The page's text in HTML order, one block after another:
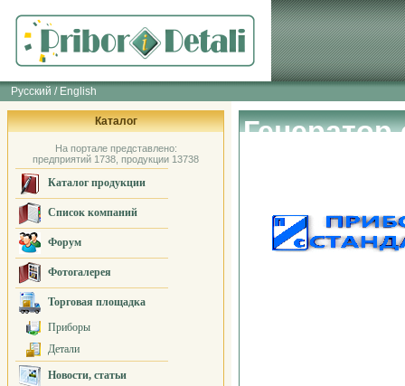
Русский / English
Каталог
На портале представлено:
предприятий 1738, продукции 13738
Каталог продукции
Список компаний
Форум
Фотогалерея
Торговая площадка
Приборы
Детали
Новости, статьи